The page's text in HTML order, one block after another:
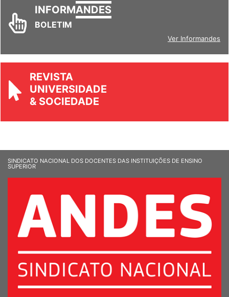
INFORMANDES
BOLETIM
Ver Informandes
REVISTA
UNIVERSIDADE
& SOCIEDADE
SINDICATO NACIONAL DOS DOCENTES DAS INSTITUIÇÕES DE ENSINO
SUPERIOR